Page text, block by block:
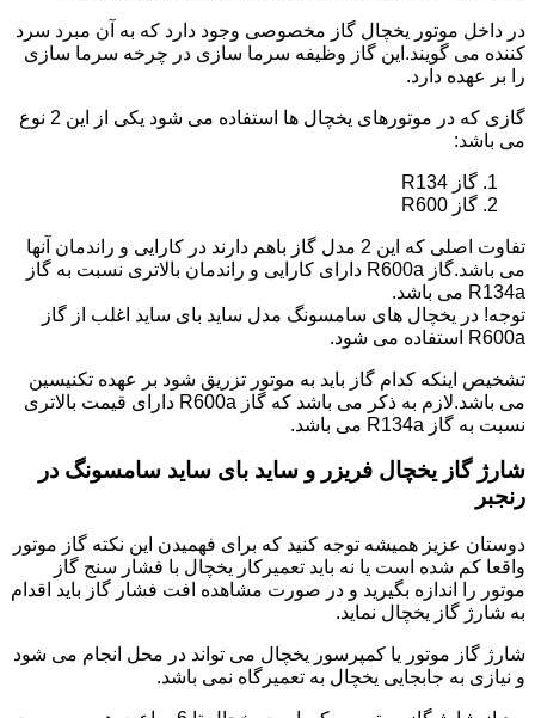
در داخل موتور یخچال گاز مخصوصی وجود دارد که به آن مبرد سرد
کننده می گویند.این گاز وظیفه سرما سازی در چرخه سرما سازی
را بر عهده دارد.
گازی که در موتورهای یخچال ها استفاده می شود یکی از این 2 نوع
می باشد:
گاز R134
گاز R600
تفاوت اصلی که این 2 مدل گاز باهم دارند در کارایی و راندمان آنها
می باشد.گاز R600a دارای کارایی و راندمان بالاتری نسبت به گاز
R134a می باشد.
توجه! در یخچال های سامسونگ مدل ساید بای ساید اغلب از گاز
R600a استفاده می شود.
تشخیص اینکه کدام گاز باید به موتور تزریق شود بر عهده تکنیسین
می باشد.لازم به ذکر می باشد که گاز R600a دارای قیمت بالاتری
نسبت به گاز R134a می باشد.
شارژ گاز یخچال فریزر و ساید بای ساید سامسونگ در
رنجبر
دوستان عزیز همیشه توجه کنید که برای فهمیدن این نکته گاز موتور
واقعا کم شده است یا نه باید تعمیرکار یخچال با فشار سنج گاز
موتور را اندازه بگیرید و در صورت مشاهده افت فشار گاز باید اقدام
به شارژ گاز یخچال نماید.
شارژ گاز موتور یا کمپرسور یخچال می تواند در محل انجام می شود
و نیازی به جابجایی یخچال به تعمیرگاه نمی باشد.